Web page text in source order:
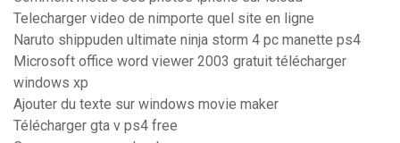
Telecharger video de nimporte quel site en ligne
Naruto shippuden ultimate ninja storm 4 pc manette ps4
Microsoft office word viewer 2003 gratuit télécharger
windows xp
Ajouter du texte sur windows movie maker
Télécharger gta v ps4 free